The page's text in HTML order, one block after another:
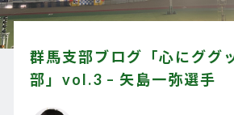
群馬支部ブログ「心にググ
部」vol.3 – 矢島一弥選手